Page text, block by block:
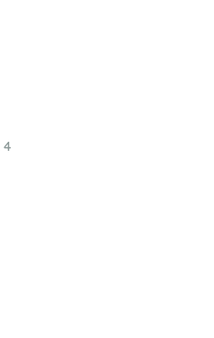
4